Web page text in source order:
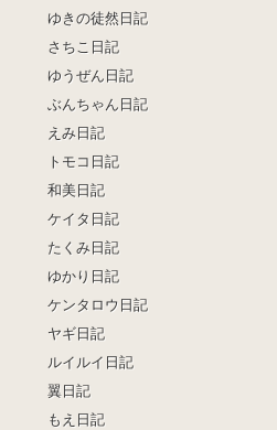
ゆきの徒然日記
さちこ日記
ゆうぜん日記
ぶんちゃん日記
えみ日記
トモコ日記
和美日記
ケイタ日記
たくみ日記
ゆかり日記
ケンタロウ日記
ヤギ日記
ルイルイ日記
翼日記
もえ日記